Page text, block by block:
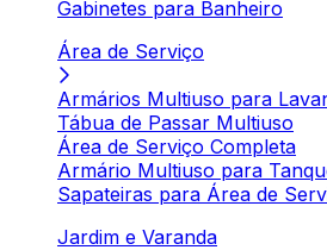
Gabinetes para Banheiro
Área de Serviço
Armários Multiuso para
Tábua de Passar Multiuso
Área de Serviço Completa
Armário Multiuso para
Sapateiras para Área de
Jardim e Varanda